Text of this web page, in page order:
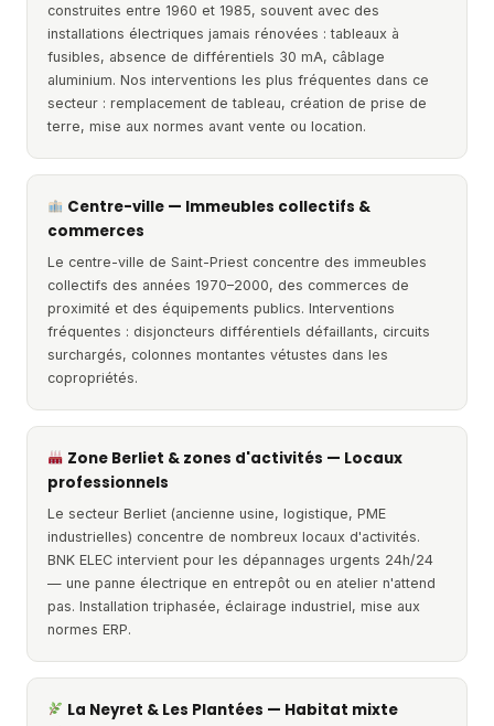
construites entre 1960 et 1985, souvent avec des
installations électriques jamais rénovées : tableaux à
fusibles, absence de différentiels 30 mA, câblage
aluminium. Nos interventions les plus fréquentes dans ce
secteur : remplacement de tableau, création de prise de
terre, mise aux normes avant vente ou location.
Centre-ville — Immeubles collectifs &
commerces
Le centre-ville de Saint-Priest concentre des immeubles
collectifs des années 1970–2000, des commerces de
proximité et des équipements publics. Interventions
fréquentes : disjoncteurs différentiels défaillants, circuits
surchargés, colonnes montantes vétustes dans les
copropriétés.
Zone Berliet & zones d'activités — Locaux
professionnels
Le secteur Berliet (ancienne usine, logistique, PME
industrielles) concentre de nombreux locaux d'activités.
BNK ELEC intervient pour les dépannages urgents 24h/24
— une panne électrique en entrepôt ou en atelier n'attend
pas. Installation triphasée, éclairage industriel, mise aux
normes ERP.
La Neyret & Les Plantées — Habitat mixte